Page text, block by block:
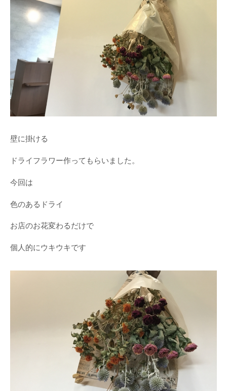
壁に掛ける
ドライフラワー作ってもらいました。
今回は
色のあるドライ
お店のお花変わるだけで
個人的にウキウキです